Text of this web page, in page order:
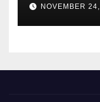
NOVEMBER